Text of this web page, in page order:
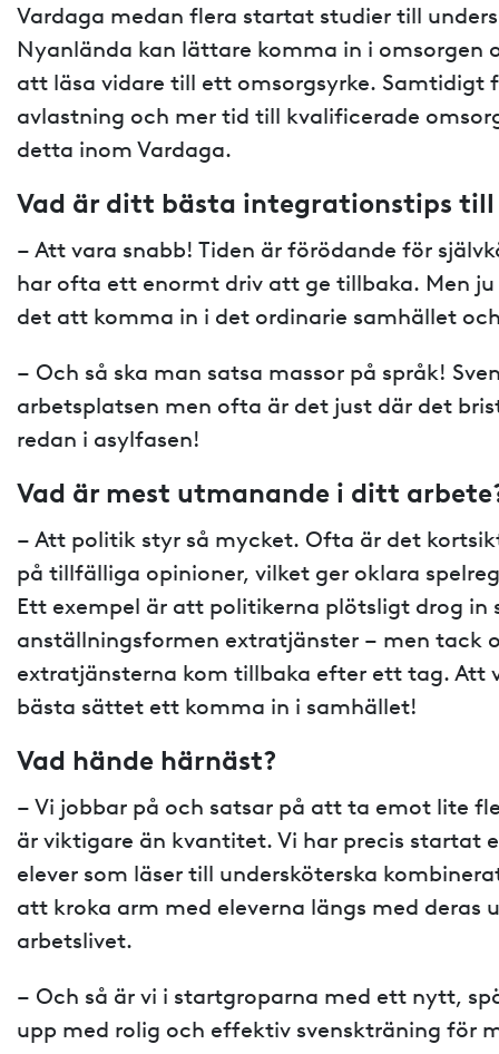
Vardaga medan flera startat studier till
Nyanlända kan lättare komma in i omsorgen
att läsa vidare till ett omsorgsyrke. Samtidigt
avlastning och mer tid till kvalificerade
detta inom Vardaga.
Vad är ditt bästa integrationstips
– Att vara snabb! Tiden är förödande för
har ofta ett enormt driv att ge tillbaka. Men
det att komma in i det ordinarie samhället
– Och så ska man satsa massor på språk!
arbetsplatsen men ofta är det just där det
redan i asylfasen!
Vad är mest utmanande i ditt
– Att politik styr så mycket. Ofta är det
på tillfälliga opinioner, vilket ger oklara
Ett exempel är att politikerna plötsligt drog in
anställningsformen extratjänster – men tack
extratjänsterna kom tillbaka efter ett tag. Att
bästa sättet ett komma in i samhället!
Vad hände härnäst?
– Vi jobbar på och satsar på att ta emot lite
är viktigare än kvantitet. Vi har precis startat
elever som läser till undersköterska
att kroka arm med eleverna längs med deras
arbetslivet.
– Och så är vi i startgroparna med ett nytt,
upp med rolig och effektiv svenskträning för